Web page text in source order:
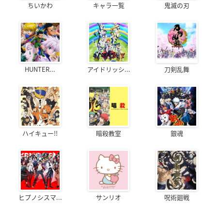
ちいかわ キャラ一覧 鬼滅の刃
HUNTER... アイドリッシ... 刀剣乱舞
ハイキュー!! 暗殺教室 銀魂
ヒプノシスマ... サンリオ 呪術廻戦